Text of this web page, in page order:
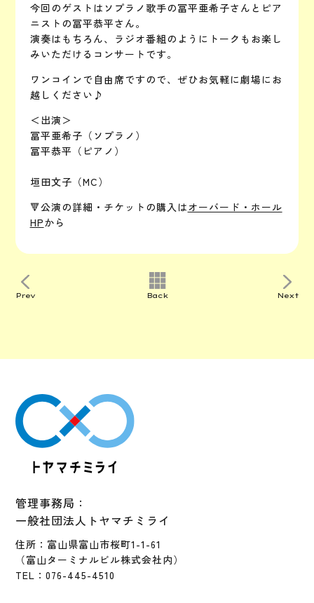
今回のゲストはソプラノ歌手の冨平亜希子さんとピア
ニストの冨平恭平さん。
演奏はもちろん、ラジオ番組のようにトークもお楽し
みいただけるコンサートです。
ワンコインで自由席ですので、ぜひお気軽に劇場にお
越しください♪
＜出演＞
冨平亜希子（ソプラノ）
冨平恭平（ピアノ）
垣田文子（MC）
🔻公演の詳細・チケットの購入はオーバード・ホール
HPから
Prev Back Next
管理事務局：
一般社団法人トヤマチミライ
住所：富山県富山市桜町1-1-61
（富山ターミナルビル株式会社内）
TEL：076-445-4510